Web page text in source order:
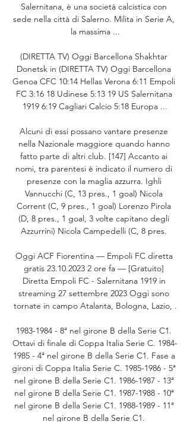
Salernitana, è una società calcistica con
sede nella città di Salerno. Milita in Serie A,
la massima ...
(DIRETTA TV) Oggi Barcellona Shakhtar
Donetsk in (DIRETTA TV) Oggi Barcellona
Genoa CFC 10:14 Hellas Verona 6:11 Empoli
FC 3:16 18 Udinese 5:13 19 US Salernitana
1919 6:19 Cagliari Calcio 5:18 Europa ...
Alcuni di essi possano vantare presenze
nella Nazionale maggiore quando hanno
fatto parte di altri club. [147] Accanto ai
nomi, tra parentesi è indicato il numero di
presenze con la maglia azzurra. Ighli
Vannucchi (C, 13 pres., 1 goal) Nicola
Corrent (C, 9 pres., 1 goal) Lorenzo Pirola
(D, 8 pres., 1 goal, 3 volte capitano degli
Azzurrini) Nicola Campedelli (C, 8 pres.
Oggi ACF Fiorentina — Empoli FC diretta
gratis 23.10.2023 2 ore fa — [Gratuito]
Diretta Empoli FC - Salernitana 1919 in
streaming 27 settembre 2023 Oggi sono
tornate in campo Atalanta, Bologna, Lazio, .
1983-1984 - 8ª nel girone B della Serie C1.
Ottavi di finale di Coppa Italia Serie C. 1984-
1985 - 4ª nel girone B della Serie C1. Fase a
gironi di Coppa Italia Serie C. 1985-1986 - 5ª
nel girone B della Serie C1. 1986-1987 - 13ª
nel girone B della Serie C1. 1987-1988 - 10ª
nel girone B della Serie C1. 1988-1989 - 11ª
nel girone B della Serie C1.